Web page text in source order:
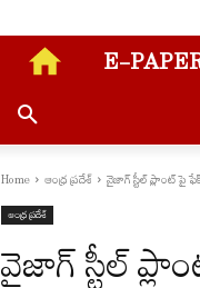
E-
Home ఆంధ్ర ప్రదేశ్ వైజాగ్ స్టీల్ ప్లాంట్ పై
ఆంధ్ర ప్రదేశ్
వైజాగ్ స్టీల్